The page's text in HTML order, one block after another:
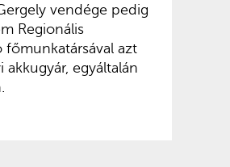
vendége pedig
Regionális
főmunkatársával azt
egyáltalán